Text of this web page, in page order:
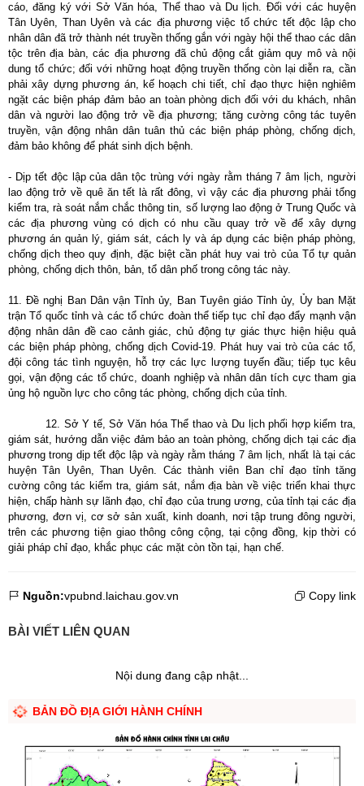
cáo, đăng ký với Sở Văn hóa, Thể thao và Du lịch. Đối với các huyện
Tân Uyên, Than Uyên và các địa phương việc tổ chức tết độc lập cho
nhân dân đã trở thành nét truyền thống gắn với ngày hội thể thao các dân
tộc trên địa bàn, các địa phương đã chủ động cắt giảm quy mô và nội
dung tổ chức; đối với những hoạt động truyền thống còn lại diễn ra, cần
phải xây dựng phương án, kế hoạch chi tiết, chỉ đạo thực hiện nghiêm
ngặt các biện pháp đảm bảo an toàn phòng dịch đối với du khách, nhân
dân và người lao động trở về địa phương; tăng cường công tác tuyên
truyền, vận động nhân dân tuân thủ các biện pháp phòng, chống dịch,
đảm bảo không để phát sinh dịch bệnh.
- Dịp tết độc lập của dân tộc trùng với ngày rằm tháng 7 âm lịch, người
lao động trở về quê ăn tết là rất đông, vì vậy các địa phương phải tổng
kiểm tra, rà soát nắm chắc thông tin, số lượng lao động ở Trung Quốc và
các địa phương vùng có dịch có nhu cầu quay trở về để xây dựng
phương án quản lý, giám sát, cách ly và áp dụng các biện pháp phòng,
chống dịch theo quy định, đặc biệt cần phát huy vai trò của Tổ tự quản
phòng, chống dịch thôn, bản, tổ dân phố trong công tác này.
11. Đề nghị Ban Dân vận Tỉnh ủy, Ban Tuyên giáo Tỉnh ủy, Ủy ban Mặt
trận Tổ quốc tỉnh và các tổ chức đoàn thể tiếp tục chỉ đạo đẩy mạnh vận
động nhân dân đề cao cảnh giác, chủ động tự giác thực hiện hiệu quả
các biện pháp phòng, chống dịch Covid-19. Phát huy vai trò của các tổ,
đội công tác tình nguyện, hỗ trợ các lực lượng tuyến đầu; tiếp tục kêu
gọi, vận động các tổ chức, doanh nghiệp và nhân dân tích cực tham gia
ủng hộ nguồn lực cho công tác phòng, chống dịch của tỉnh.
12. Sở Y tế, Sở Văn hóa Thể thao và Du lịch phối hợp kiểm tra,
giám sát, hướng dẫn việc đảm bảo an toàn phòng, chống dịch tại các địa
phương trong dịp tết độc lập và ngày rằm tháng 7 âm lịch, nhất là tại các
huyện Tân Uyên, Than Uyên. Các thành viên Ban chỉ đạo tỉnh tăng
cường công tác kiểm tra, giám sát, nắm địa bàn về việc triển khai thực
hiện, chấp hành sự lãnh đạo, chỉ đạo của trung ương, của tỉnh tại các địa
phương, đơn vị, cơ sở sản xuất, kinh doanh, nơi tập trung đông người,
trên các phương tiện giao thông công cộng, tại cộng đồng, kịp thời có
giải pháp chỉ đạo, khắc phục các mặt còn tồn tại, hạn chế.
Nguồn:vpubnd.laichau.gov.vn Copy link
BÀI VIẾT LIÊN QUAN
Nội dung đang cập nhật...
BẢN ĐỒ ĐỊA GIỚI HÀNH CHÍNH